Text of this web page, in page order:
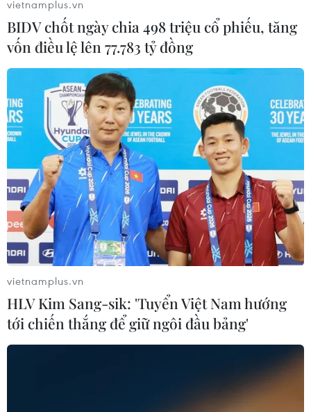
Chánh án TAND Tối cao nói gì về vụ xét xử
bác sỹ Hoàng Công Lương?
30/05/2018 06:08
Chánh án Nguyễn Hòa Bình cho biết: “Tôi chưa có
thông tin Tòa án thành phố Hòa Bình sẽ làm gì. Vụ án
chỉ còn hai ngày nữa thôi, phóng viên hãy tin là có kết
luận tốt."
vietnamplus.vn
BIDV chốt ngày chia 498 triệu cổ phiếu, tăng
vốn điều lệ lên 77.783 tỷ đồng
vietnamplus.vn
HLV Kim Sang-sik: 'Tuyển Việt Nam hướng
tới chiến thắng để giữ ngôi đầu bảng'